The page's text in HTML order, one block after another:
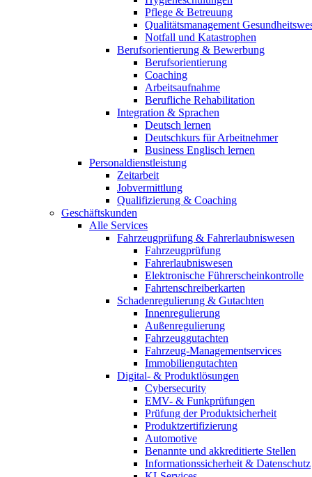
Pflege & Betreuung
Qualitätsmanagement
Notfall und Katastrophen
Berufsorientierung & Bewerbung
Berufsorientierung
Coaching
Arbeitsaufnahme
Berufliche Rehabilitation
Integration & Sprachen
Deutsch lernen
Deutschkurs für Arbeitnehmer
Business Englisch lernen
Personaldienstleistung
Zeitarbeit
Jobvermittlung
Qualifizierung & Coaching
Geschäftskunden
Alle Services
Fahrzeugprüfung & Fahrerlaubniswesen
Fahrzeugprüfung
Fahrerlaubniswesen
Elektronische Führerscheinkontrolle
Fahrtenschreiberkarten
Schadenregulierung & Gutachten
Innenregulierung
Außenregulierung
Fahrzeuggutachten
Fahrzeug-Managementservices
Immobiliengutachten
Digital- & Produktlösungen
Cybersecurity
EMV- & Funkprüfungen
Prüfung der Produktsicherheit
Produktzertifizierung
Automotive
Benannte und akkreditierte Stellen
Informationssicherheit & Datenschutz